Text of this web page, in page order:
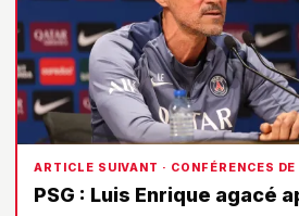
ARTICLE SUIVANT · CONFÉRENCES DE
PSG : Luis Enrique agacé